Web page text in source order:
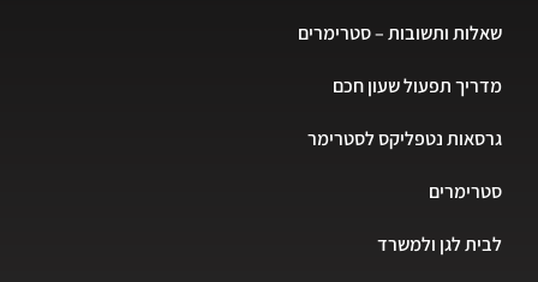
שאלות ותשובות – סטרימרים
מדריך תפעול שעון חכם
גרסאות נטפליקס לסטרימר
סטרימרים
לבית לגן ולמשרד